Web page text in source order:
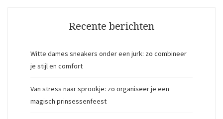
Recente berichten
Witte dames sneakers onder een jurk: zo combineer
je stijl en comfort
Van stress naar sprookje: zo organiseer je een
magisch prinsessenfeest